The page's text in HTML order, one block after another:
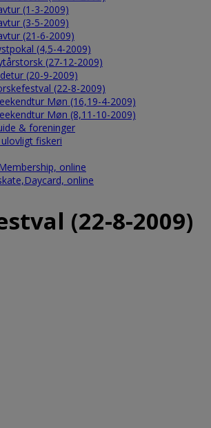
(1-3-2009)
(3-5-2009)
(21-6-2009)
(4,5-4-2009)
(27-12-2009)
(20-9-2009)
(22-8-2009)
Møn (16,19-4-2009)
Møn (8,11-10-2009)
& foreninger
fiskeri
online
online
(22-8-2009)